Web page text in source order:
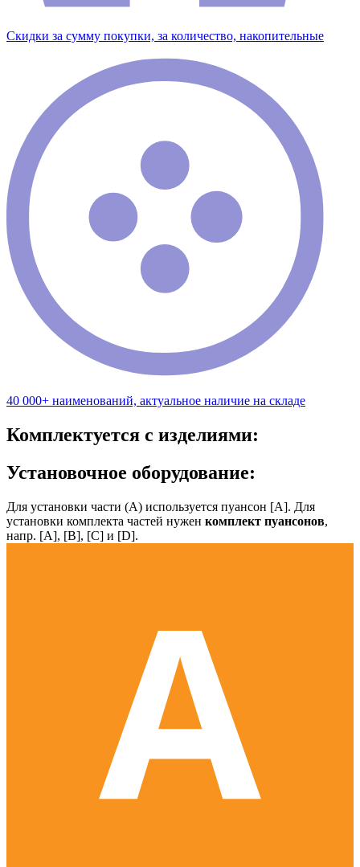
Скидки за сумму покупки, за количество, накопительные
40 000+ наименований, актуальное наличие на складе
Комплектуется с изделиями:
Установочное оборудование:
Для установки части (А) используется пуансон [А]. Для
установки комплекта частей нужен комплект пуансонов,
напр. [А], [B], [С] и [D].